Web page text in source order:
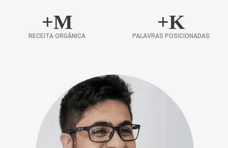
+M
RECEITA ORGÂNICA
+K
PALAVRAS POSICIONADAS